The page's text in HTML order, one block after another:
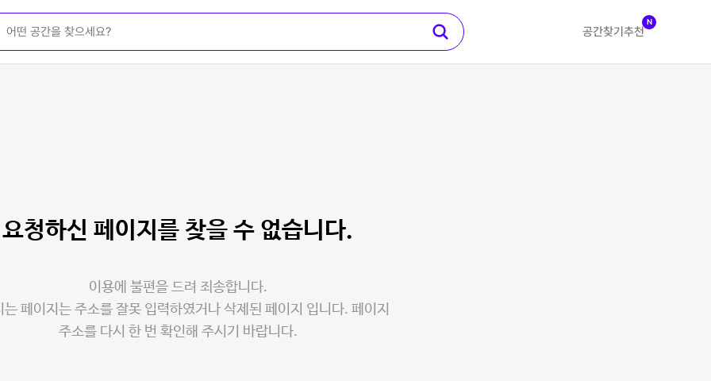
공간찾기 추천
N
요청하신 페이지를 찾을 수 없습니다.
이용에 불편을 드려 죄송합니다.
는 페이지는 주소를 잘못 입력하였거나 삭제된 페이지 입니다. 페이지
주소를 다시 한 번 확인해 주시기 바랍니다.